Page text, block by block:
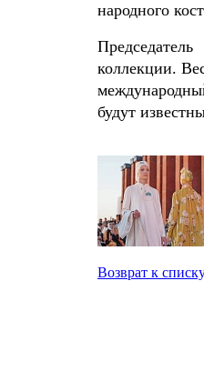
народного
коллекции.
будут
Возврат к